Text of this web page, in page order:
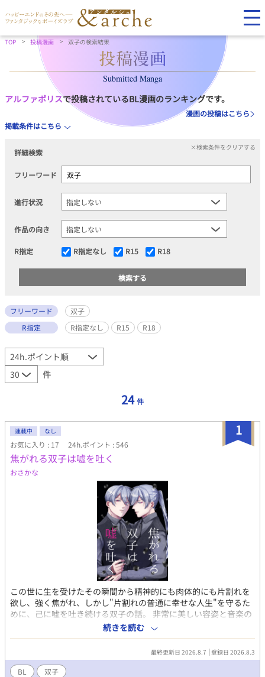
TOP 投稿漫画 双子の検索結果
Submitted Manga
アルファポリスで投稿されているBL漫画のランキングです。
漫画の投稿はこちら
掲載条件はこちら
詳細検索
×検索条件をクリアする
フリーワード
進行状況
作品の向き
R指定 R指定なし R15 R18
フリーワード
双子
R指定
R指定なし R15 R18
件
24 件
1
連載中 なし
お気に入り : 17 24h.ポイント : 546
焦がれる双子は嘘を吐く
おさかな
この世に生を受けたその瞬間から精神的にも肉体的にも片割れを
欲し、強く焦がれ、しかし"片割れの普通に幸せな人生"を守るた
めに、己に嘘を吐き続ける双子の話。 非常に美しい容姿と音楽の
才に恵まれ、良くも悪くも目立つ演奏家の双子が、他者の視線と
社会倫理に翻弄されながら生きる。
続きを読む
最終更新日 2026.8.7 登録日 2026.8.3
BL 双子